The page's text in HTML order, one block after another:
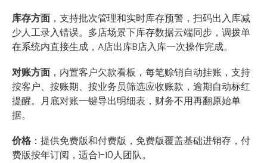
库存方面 ，支持批次管理和实时库存预警，扫码出入库减
少人工录入错误。多店场景下库存数据云端同步，调拨单
在系统内直接生成，A店出库B店入库一次操作完成。
对账方面 ，内置客户欠款看板，每笔赊销自动挂账，支持
按客户、按账期、按业务员筛选应收账款，逾期自动标红
提醒。月底对账一键导出明细表，财务不用再翻原始单
据。
价格 ：提供免费版和付费版，免费版覆盖基础进销存，付
费版按年订阅，适合1-10人团队。